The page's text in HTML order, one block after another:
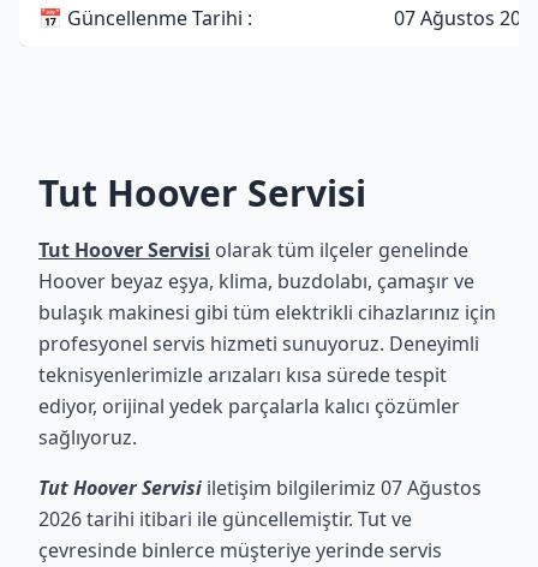
📅 Güncellenme Tarihi : 07 Ağustos
Tut Hoover Servisi
Tut Hoover Servisi olarak tüm ilçeler genelinde
Hoover beyaz eşya, klima, buzdolabı, çamaşır ve
bulaşık makinesi gibi tüm elektrikli cihazlarınız için
profesyonel servis hizmeti sunuyoruz. Deneyimli
teknisyenlerimizle arızaları kısa sürede tespit
ediyor, orijinal yedek parçalarla kalıcı çözümler
sağlıyoruz.
Tut Hoover Servisi iletişim bilgilerimiz 07 Ağustos
2026 tarihi itibari ile güncellemiştir. Tut ve
çevresinde binlerce müşteriye yerinde servis